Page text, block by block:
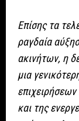
Επίσης τα
ραγδαία
ακινήτων, η
μια
και της